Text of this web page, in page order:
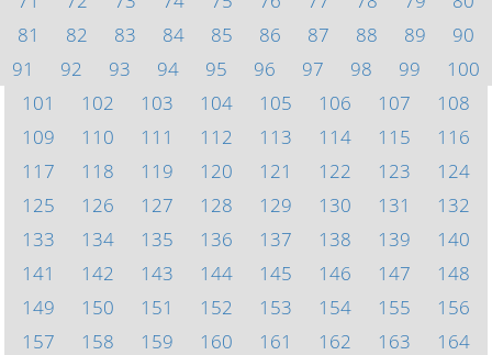
81
82 83 84 85 86 87 88 89
90
91
92 93 94 95 96 97 98 99
100
101
102 103 104 105 106 107
108
109
110 111 112 113 114 115
116
117
118 119 120 121 122 123
124
125
126 127 128 129 130 131
132
133
134 135 136 137 138 139
140
141
142 143 144 145 146 147
148
149
150 151 152 153 154 155
156
157
158 159 160 161 162 163
164